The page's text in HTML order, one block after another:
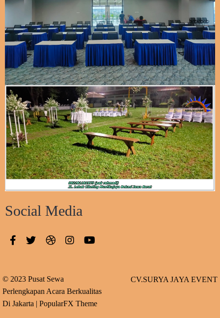
Social Media
© 2023 Pusat Sewa
Perlengkapan Acara Berkualitas
Di Jakarta | PopularFX Theme
CV.SURYA JAYA EVENT